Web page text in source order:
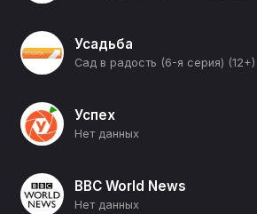
Усадьба
Сад в радость (6-я серия) (12+)
Успех
Нет данных
BBC World News
Нет данных